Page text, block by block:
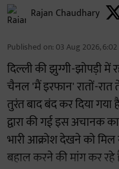
Rajan Chaudhary
Published on: 03 Aug 2026,
दिल्ली की झुग्गी-झोपड़ी में
चैनल 'मैं इरफान' रातों-
तुरंत बाद बंद कर दिया गया
द्वारा की गई इस अचानक
भारी आक्रोश देखने को
बहाल करने की मांग कर रहे